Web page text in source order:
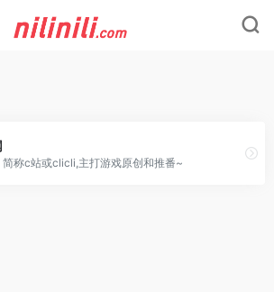
称c站或clicli,主打游戏原创和推番~